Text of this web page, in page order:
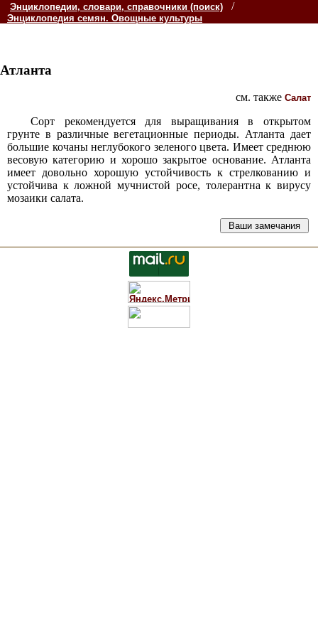
Энциклопедии, словари, справочники (поиск) /
Энциклопедия семян. Овощные культуры
Атланта
см. также Салат
Сорт рекомендуется для выращивания в открытом
грунте в различные вегетационные периоды. Атланта дает
большие кочаны неглубокого зеленого цвета. Имеет среднюю
весовую категорию и хорошо закрытое основание. Атланта
имеет довольно хорошую устойчивость к стрелкованию и
устойчива к ложной мучнистой росе, толерантна к вирусу
мозаики салата.